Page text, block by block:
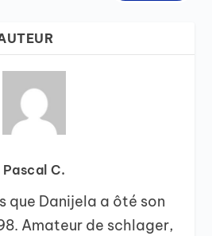
Pascal C.
que Danijela a ôté son
Amateur de schlager,